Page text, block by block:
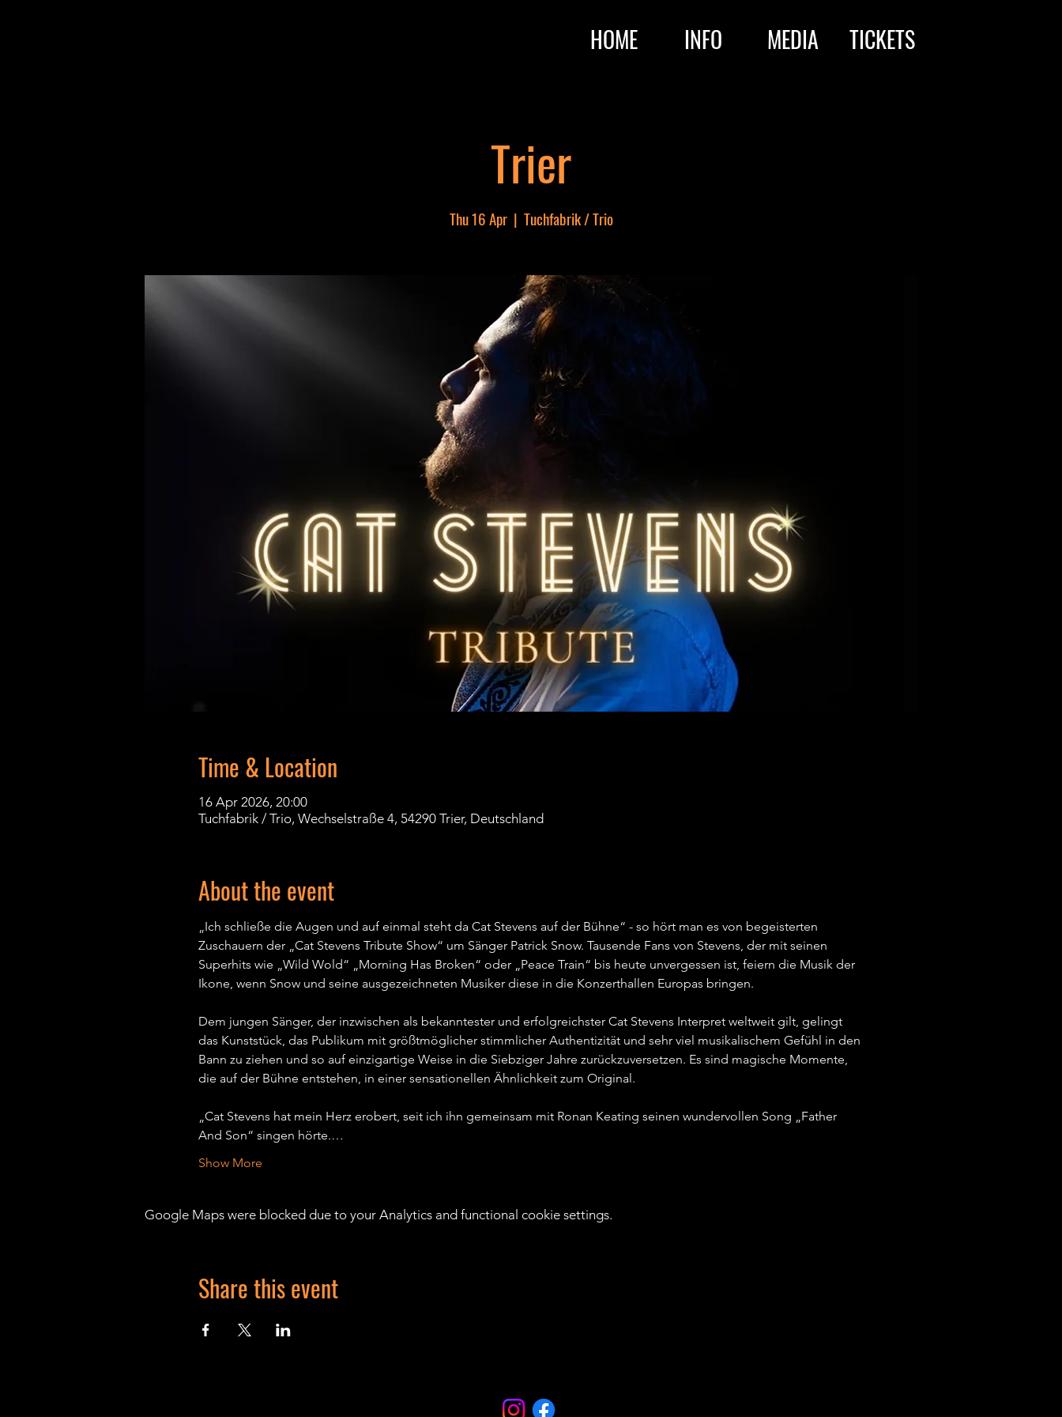
HOME INFO MEDIA TICKETS
Trier
Thu 16 Apr
  |
Tuchfabrik / Trio
Time & Location
16 Apr 2026, 20:00
Tuchfabrik / Trio, Wechselstraße 4, 54290 Trier, Deutschland
About the event
„Ich schließe die Augen und auf einmal steht da Cat Stevens auf der Bühne“ - so hört man es von begeisterten
Zuschauern der „Cat Stevens Tribute Show“ um Sänger Patrick Snow. Tausende Fans von Stevens, der mit seinen
Superhits wie „Wild Wold“ „Morning Has Broken“ oder „Peace Train“ bis heute unvergessen ist, feiern die Musik der
Ikone, wenn Snow und seine ausgezeichneten Musiker diese in die Konzerthallen Europas bringen.
Dem jungen Sänger, der inzwischen als bekanntester und erfolgreichster Cat Stevens Interpret weltweit gilt, gelingt
das Kunststück, das Publikum mit größtmöglicher stimmlicher Authentizität und sehr viel musikalischem Gefühl in den
Bann zu ziehen und so auf einzigartige Weise in die Siebziger Jahre zurückzuversetzen. Es sind magische Momente,
die auf der Bühne entstehen, in einer sensationellen Ähnlichkeit zum Original.
„Cat Stevens hat mein Herz erobert, seit ich ihn gemeinsam mit Ronan Keating seinen wundervollen Song „Father
And Son“ singen hörte.…
Show More
Google Maps were blocked due to your Analytics and functional cookie settings.
Share this event